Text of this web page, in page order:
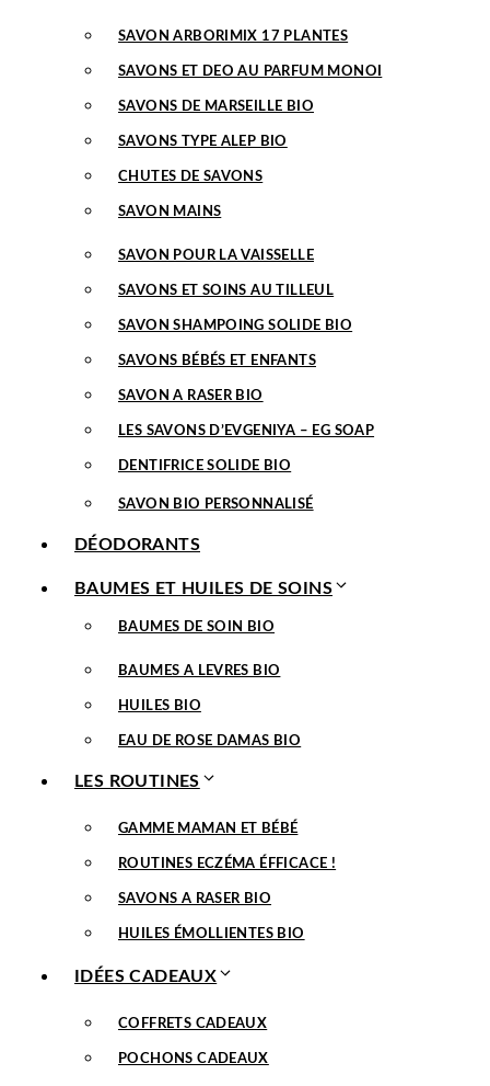
SAVON ARBORIMIX 17 PLANTES
SAVONS ET DEO AU PARFUM MONOI
SAVONS DE MARSEILLE BIO
SAVONS TYPE ALEP BIO
CHUTES DE SAVONS
SAVON MAINS
SAVON POUR LA VAISSELLE
SAVONS ET SOINS AU TILLEUL
SAVON SHAMPOING SOLIDE BIO
SAVONS BÉBÉS ET ENFANTS
SAVON A RASER BIO
LES SAVONS D’EVGENIYA – EG SOAP
DENTIFRICE SOLIDE BIO
SAVON BIO PERSONNALISÉ
DÉODORANTS
BAUMES ET HUILES DE SOINS
BAUMES DE SOIN BIO
BAUMES A LEVRES BIO
HUILES BIO
EAU DE ROSE DAMAS BIO
LES ROUTINES
GAMME MAMAN ET BÉBÉ
ROUTINES ECZÉMA ÉFFICACE !
SAVONS A RASER BIO
HUILES ÉMOLLIENTES BIO
IDÉES CADEAUX
COFFRETS CADEAUX
POCHONS CADEAUX